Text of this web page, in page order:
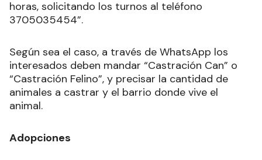
horas, solicitando los turnos al teléfono
3705035454”.
Según sea el caso, a través de WhatsApp los
interesados deben mandar “Castración Can” o
“Castración Felino”, y precisar la cantidad de
animales a castrar y el barrio donde vive el
animal.
Adopciones